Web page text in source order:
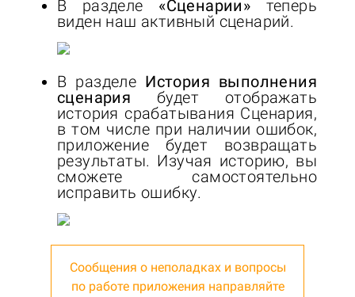
В разделе «Сценарии» теперь
виден наш активный сценарий.
В разделе История выполнения
сценария будет отображать
история срабатывания Сценария,
в том числе при наличии ошибок,
приложение будет возвращать
результаты. Изучая историю, вы
сможете самостоятельно
исправить ошибку.
Сообщения о неполадках и вопросы
по работе приложения направляйте